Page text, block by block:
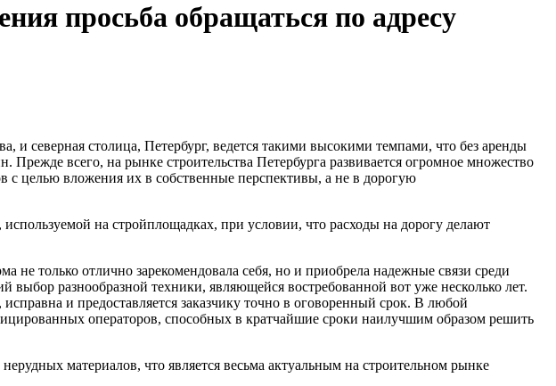
просьба обращаться по адресу
и северная столица, Петербург, ведется такими высокими темпами, что без аренды
Прежде всего, на рынке строительства Петербурга развивается огромное множество
с целью вложения их в собственные перспективы, а не в дорогую
на стройплощадках, при условии, что расходы на дорогу делают
только отлично зарекомендовала себя, но и приобрела надежные связи среди
разнообразной техники, являющейся востребованной вот уже несколько лет.
и предоставляется заказчику точно в оговоренный срок. В любой
операторов, способных в кратчайшие сроки наилучшим образом решить
материалов, что является весьма актуальным на строительном рынке